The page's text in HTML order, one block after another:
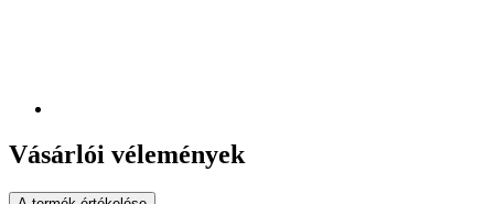
Vásárlói vélemények